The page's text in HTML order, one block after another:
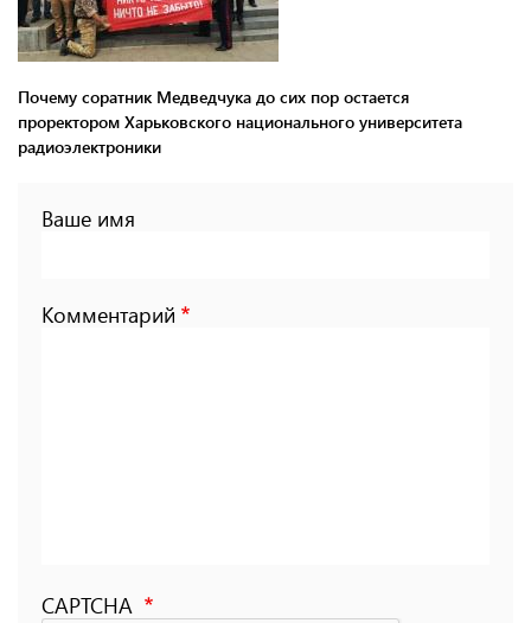
Почему соратник Медведчука до сих пор остается
проректором Харьковского национального университета
радиоэлектроники
Ваше имя
Комментарий
CAPTCHA